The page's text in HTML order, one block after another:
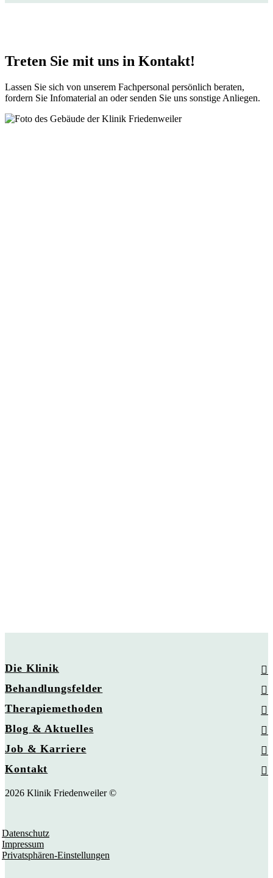
Treten Sie mit uns in Kontakt!
Lassen Sie sich von unserem Fachpersonal persönlich beraten,
fordern Sie Infomaterial an oder senden Sie uns sonstige Anliegen.
Die Klinik
Behandlungsfelder
Therapiemethoden
Blog & Aktuelles
Job & Karriere
Kontakt
2026 Klinik Friedenweiler ©
Datenschutz
Impressum
Privatsphären-Einstellungen